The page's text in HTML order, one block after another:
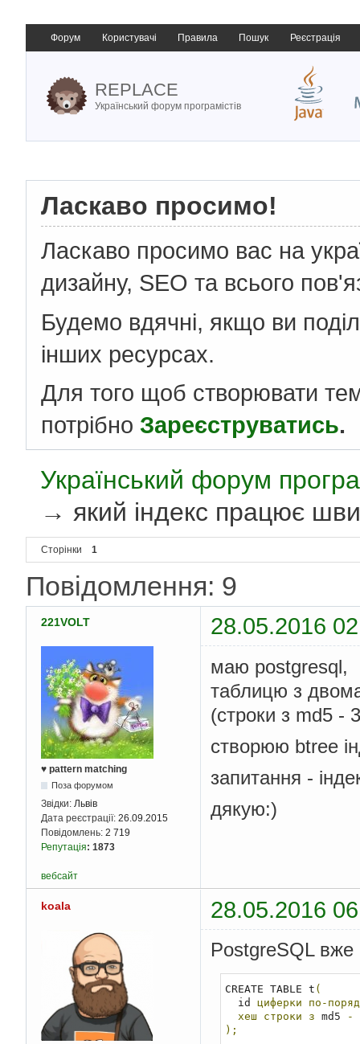
Форум Користувачі Правила Пошук Реєстрація
REPLACE
Український форум програмістів
Ласкаво просимо!
Ласкаво просимо вас на
дизайну, SEO та всього
Будемо вдячні, якщо ви
інших ресурсах.
Для того щоб створювати
потрібно Зареєструватись.
Український форум
→ який індекс працює
Сторінки 1
Повідомлення: 9
221VOLT 28.05.2016
♥ pattern matching
Поза форумом
Звідки: Львів
Дата реєстрації: 26.09.2015
Повідомлень: 2 719
Репутація: 1873
маю postgresql,
таблицю з
(строки з md5 -
створюю btree
запитання -
дякую:)
вебсайт
koala 28.05.2016
PostgreSQL вже
CREATE TABLE t (
  id
циферки
по-
хеш
строки з md5 -
);